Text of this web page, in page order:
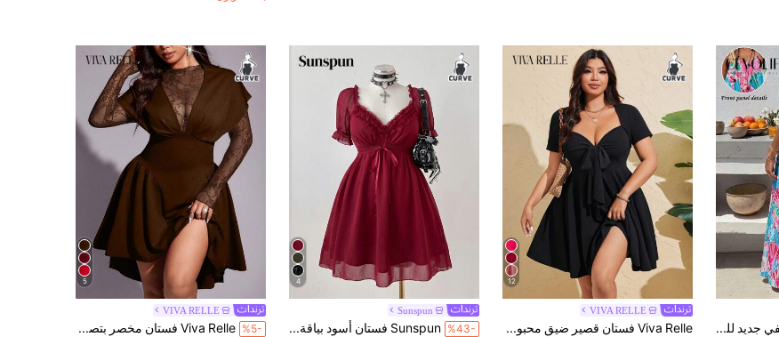
Cévolie فستان صيفي جديد للنساء، فستان فرنسي مثير بدون ظهر مطبوع، فستان بطبعة صدفية بحمالات رفيعة لعطلة الجزيرة، فستان فضفاض انسيابي كاجوال، فستان مطبوع، فستان صيفي طويل، فستان بقصة فضفاضة، للعطلات، ملابس الحفلات
12
VIVA RELLE
Viva Relle فستان قصير ضيق محبوك للنساء ذوات الحجم الكبير للصيف، فستان جسم نسائي قصير أكمام قصيرة رباط أمامي جذاب
4
Sunspun
%43- Sunspun فستان أسود بياقة على شكل حرف V مع تطريز دانتيل لفتيات البدناء
5
VIVA RELLE
%5- Viva Relle فستان مخصر بتصميم شبكي من الدانتيل مقاس كبير